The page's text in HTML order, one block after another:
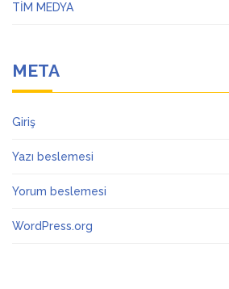
TİM MEDYA
META
Giriş
Yazı beslemesi
Yorum beslemesi
WordPress.org